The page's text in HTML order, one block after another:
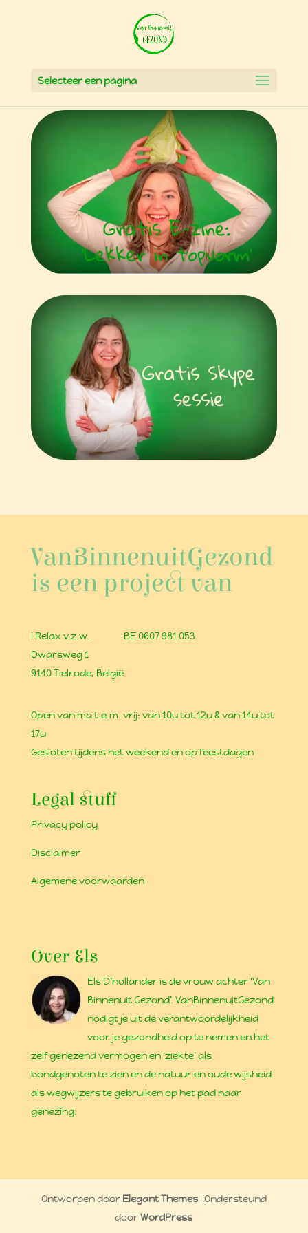
Selecteer een pagina
VanBinnenuitGezond
is een project van
I Relax v.z.w.
Dwarsweg 1
9140 Tielrode, België
BE 0607 981 053
Open van ma t.e.m. vrij: van 10u tot 12u & van 14u tot
17u
Gesloten tijdens het weekend en op feestdagen
Legal stuff
Privacy policy
Disclaimer
Algemene voorwaarden
Over Els
Els D’hollander is de vrouw achter ‘Van
Binnenuit Gezond’. VanBinnenuitGezond
nodigt je uit de verantwoordelijkheid
voor je gezondheid op te nemen en het
zelf genezend vermogen en ‘ziekte’ als
bondgenoten te zien en de natuur en oude wijsheid
als wegwijzers te gebruiken op het pad naar
genezing.
Ontworpen door Elegant Themes| Ondersteund
doorWordPress